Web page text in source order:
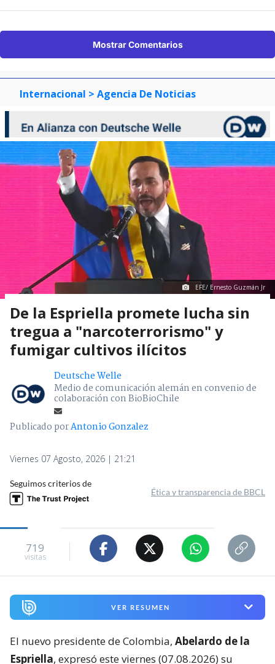
Mostrar Comentarios
Internacional > Agencia De Noticias
EFE/ Ernesto Guzmán Jr
De la Espriella promete lucha sin
tregua a "narcoterrorismo" y
fumigar cultivos ilícitos
Deutsche Welle
Medio de comunicación alemán en convenio de
colaboración con BioBioChile
Publicado porAntonio Gonzalez
Viernes 07 Agosto, 2026 | 21:21
Seguimos criterios de
Ética y transparencia de BBCL
719
visitas
VER RESUMEN
El nuevo presidente de Colombia, Abelardo de la
Espriella, expresó este viernes (07.08.2026) su